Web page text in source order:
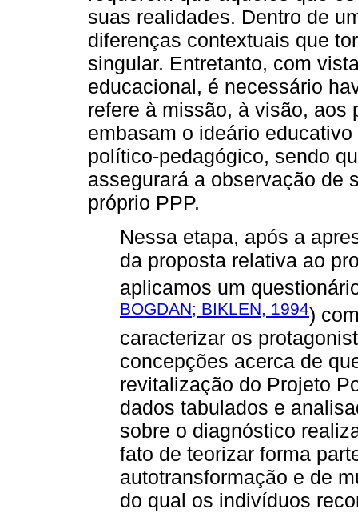
suas realidades. Dentro de
diferenças contextuais que
singular. Entretanto, com
educacional, é necessário
refere à missão, à visão, aos
embasam o ideário
político-pedagógico, sendo
assegurará a observação de
próprio PPP.
Nessa etapa, após a
da proposta relativa ao
aplicamos um
BOGDAN; BIKLEN, 1994)
caracterizar os
concepções acerca de
revitalização do Projeto
dados tabulados e
sobre o diagnóstico
fato de teorizar forma
autotransformação e de
do qual os indivíduos